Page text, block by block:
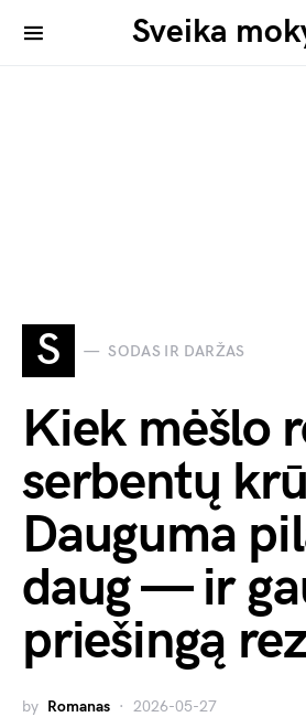
Sveika
S SODAS IR DARŽAS
Kiek mėšlo
serbentų
Dauguma
daug — ir
priešingą
by Romanas 2026-05-27